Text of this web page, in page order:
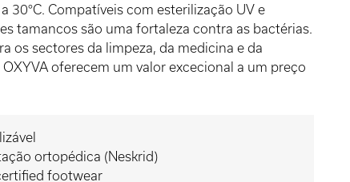
30°C. Compatíveis com esterilização UV e
tamancos são uma fortaleza contra as bactérias.
os sectores da limpeza, da medicina e da
OXYVA oferecem um valor excecional a um preço
ortopédica (Neskrid)
footwear